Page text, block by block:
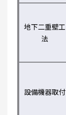
地下二重壁工
法
設備機器取付